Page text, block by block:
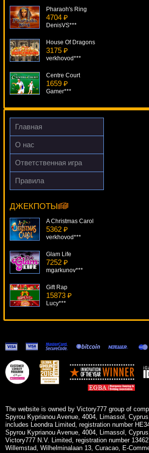
Pharaoh's Ring
4704 ₽
DenisVS***
House Of Dragons
3175 ₽
verkhovod***
Centre Court
1659 ₽
Gamer***
Slot-O-Pol Deluxe
1406 ₽
Root77***
Главная
О нас
Ответственная игра
Правила
ДЖЕКПОТЫ
Big Top
beautif***
A Christmas Carol
5362 ₽
verkhovod***
Glam Life
7252 ₽
mgarkunov***
Gift Rap
15873 ₽
Lucy***
Hidden Loot
17605 ₽
loto***
Super Dice
The website is owned by Victory777 group of
Spyrou Kyprianou Avenue, 4004, Limassol,
includes Leondra Limited, registration number
Spyrou Kyprianou Avenue, 4004, Limassol,
Victory777 N.V. Limited, registration number
Willemstad, Wilhelminalaan 13, Curacao, E-